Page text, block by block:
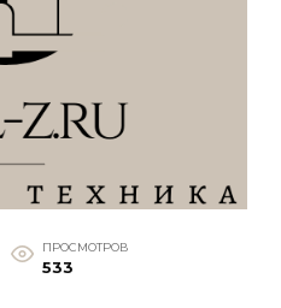
ПРОСМОТРОВ
533